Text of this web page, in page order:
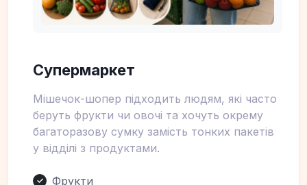
Супермаркет
Мішечок-шопер підходить людям, які часто
беруть фрукти чи овочі та хочуть окрему
багаторазову сумку замість тонких пакетів
у відділі з продуктами.
✓ Фрукти